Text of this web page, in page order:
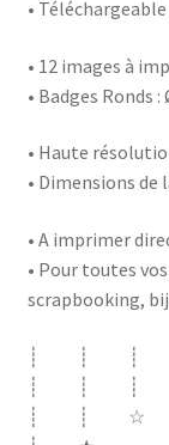
•
• 12 images à
• Badges Ronds
• Haute
• Dimensions de
• A imprimer
• Pour toutes
scrapbooking,
┊ ┊ ┊
┊ ┊ ┊
┊ ┊ ☆